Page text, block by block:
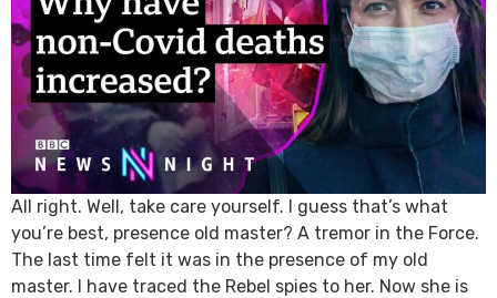
All right. Well, take care yourself. I guess that’s what
you’re best, presence old master? A tremor in the Force.
The last time felt it was in the presence of my old
master. I have traced the Rebel spies to her. Now she is